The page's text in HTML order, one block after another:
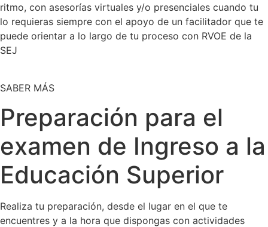
ritmo, con asesorías virtuales y/o presenciales cuando tu
lo requieras siempre con el apoyo de un facilitador que te
puede orientar a lo largo de tu proceso con RVOE de la
SEJ
SABER MÁS
Preparación para el
examen de Ingreso a la
Educación Superior
Realiza tu preparación, desde el lugar en el que te
encuentres y a la hora que dispongas con actividades